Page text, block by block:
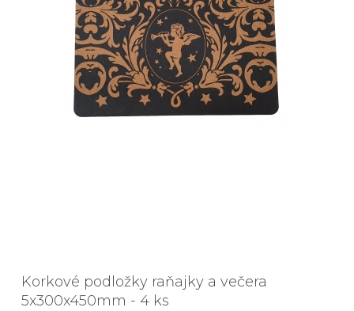
Korkové podložky raňajky a večera
5x300x450mm - 4 ks